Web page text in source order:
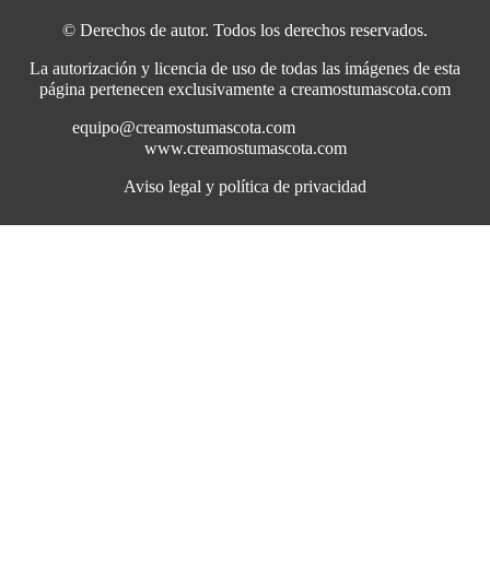
© Derechos de autor. Todos los derechos reservados.
La autorización y licencia de uso de todas las imágenes de esta
página pertenecen exclusivamente a creamostumascota.com
equipo@creamostumascota.com
www.creamostumascota.com
Aviso legal y política de privacidad